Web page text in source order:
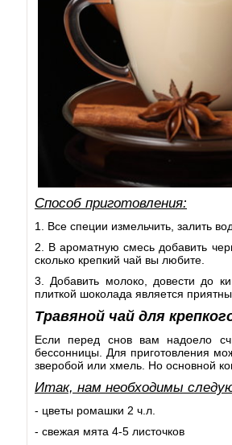
Способ приготовления:
1. Все специи измельчить, залить
2. В ароматную смесь добавить
сколько крепкий чай вы любите.
3. Добавить молоко, довести до
плиткой шоколада является
Травяной чай для
Если перед снов вам надоело
бессонницы. Для приготовления
зверобой или хмель. Но основной
Итак, нам необходимы
- цветы ромашки 2 ч.л.
- свежая мята 4-5 листочков